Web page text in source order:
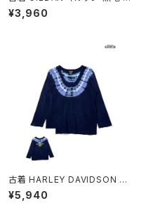
プリント コットン100％ 長袖 Ｔ
シャツ グレー (ttu2603102)
¥3,960
古着 HARLEY DAVIDSON ハ
ーレーダビッドソン 絞り染め ア
メリカ製 ロゴ タイダイ柄 コット
¥5,940